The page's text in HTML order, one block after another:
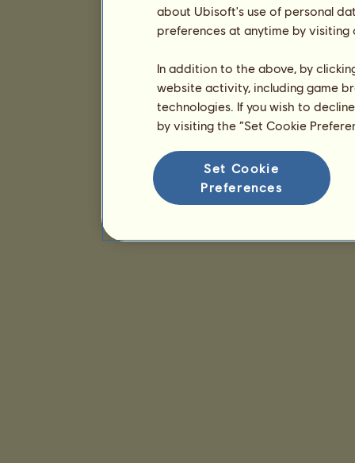
about Ubisoft's use of personal
preferences at anytime by
In addition to the above, by
website activity, including game
technologies. If you wish to
by visiting the “Set Cookie
Set Cookie
Preferences